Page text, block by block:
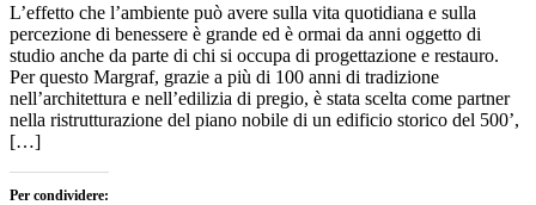
L’effetto che l’ambiente può avere sulla vita quotidiana e sulla
percezione di benessere è grande ed è ormai da anni oggetto di
studio anche da parte di chi si occupa di progettazione e restauro.
Per questo Margraf, grazie a più di 100 anni di tradizione
nell’architettura e nell’edilizia di pregio, è stata scelta come partner
nella ristrutturazione del piano nobile di un edificio storico del 500’,
[…]
Per condividere: